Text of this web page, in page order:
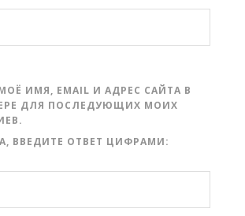
ИМЯ, EMAIL И АДРЕС САЙТА В
ДЛЯ ПОСЛЕДУЮЩИХ МОИХ
ВВЕДИТЕ ОТВЕТ ЦИФРАМИ: